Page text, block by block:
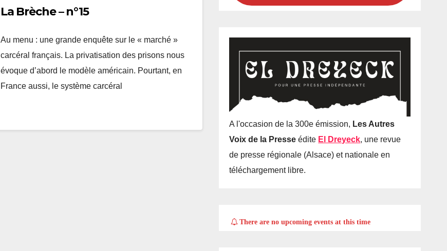
La Brèche – n°15
Au menu : une grande enquête sur le « marché »
carcéral français. La privatisation des prisons nous
évoque d’abord le modèle américain. Pourtant, en
France aussi, le système carcéral
A l'occasion de la 300e émission, Les Autres
Voix de la Presse édite El Dreyeck, une revue
de presse régionale (Alsace) et nationale en
téléchargement libre.
There are no upcoming events at this time